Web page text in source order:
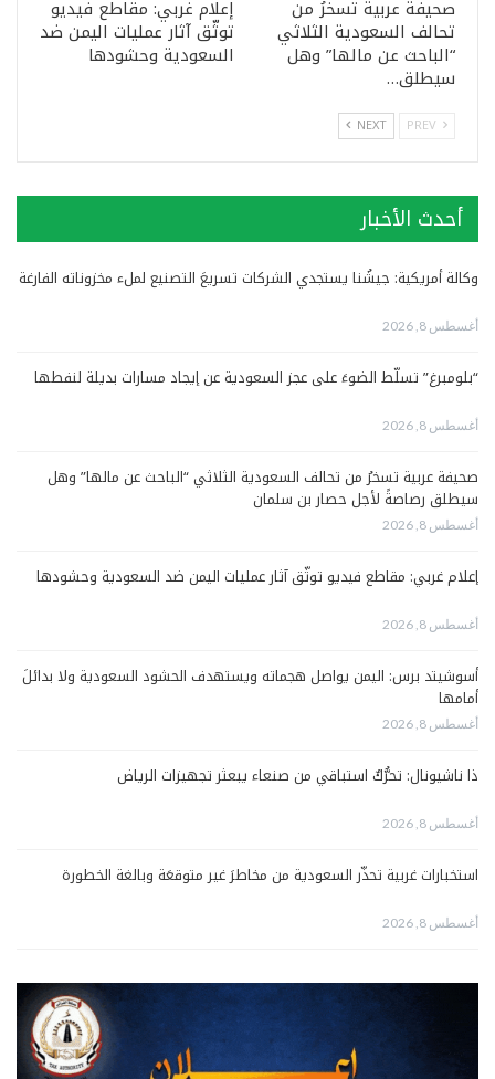
صحيفة عربية تسخرُ من
تحالف السعودية الثلاثي
“الباحث عن مالها” وهل
سيطلق…
إعلام غربي: مقاطع فيديو
توثّق آثار عمليات اليمن ضد
السعودية وحشودها
NEXT
أحدث الأخبار
وكالة أمريكية: جيشُنا يستجدي الشركات تسريعَ التصنيع لملء مخزوناته الفارغة
أغسطس 8, 2026
“بلومبرغ” تسلّط الضوءَ على عجز السعودية عن إيجاد مسارات بديلة لنفطها
أغسطس 8, 2026
صحيفة عربية تسخرُ من تحالف السعودية الثلاثي “الباحث عن مالها” وهل
سيطلق رصاصةً لأجل حصار بن سلمان
أغسطس 8, 2026
إعلام غربي: مقاطع فيديو توثّق آثار عمليات اليمن ضد السعودية وحشودها
أغسطس 8, 2026
أسوشيتد برس: اليمن يواصل هجماته ويستهدف الحشود السعودية ولا بدائلَ
أمامها
أغسطس 8, 2026
ذا ناشيونال: تحرُّكٌ استباقي من صنعاء يبعثر تجهيزات الرياض
أغسطس 8, 2026
استخبارات غربية تحذّر السعودية من مخاطرَ غير متوقعَة وبالغة الخطورة
أغسطس 8, 2026